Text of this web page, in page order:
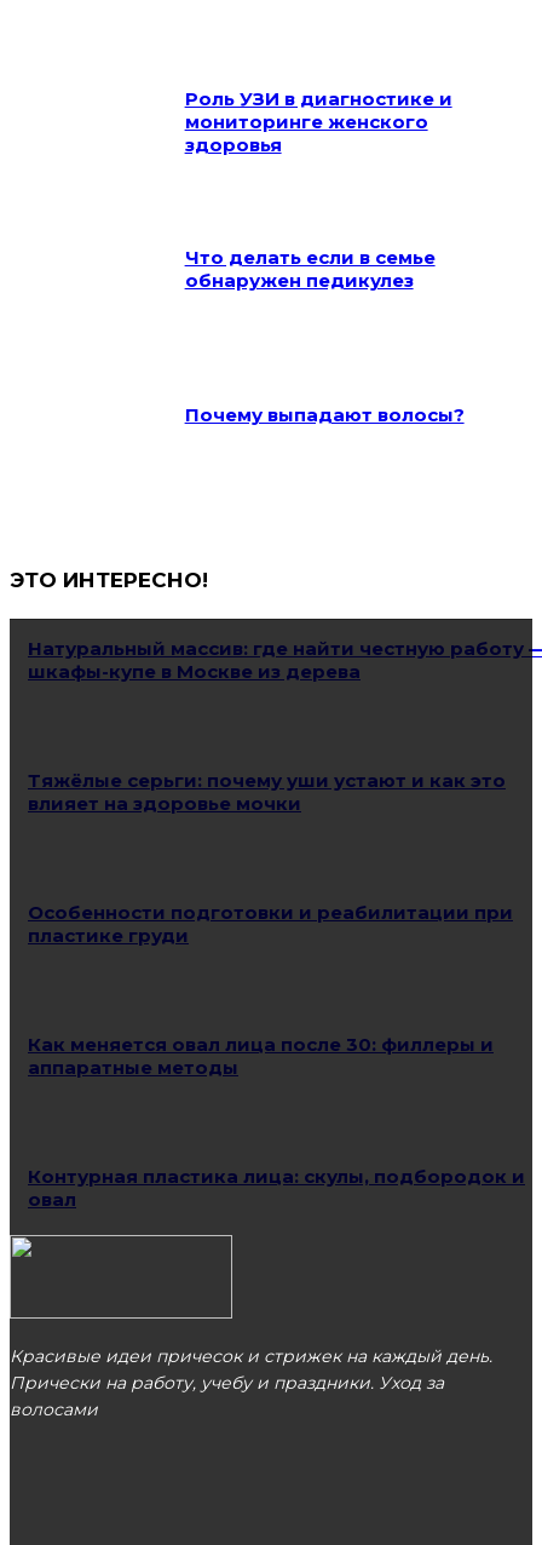
Роль УЗИ в диагностике и
мониторинге женского
здоровья
Что делать если в семье
обнаружен педикулез
Почему выпадают волосы?
ЭТО ИНТЕРЕСНО!
Натуральный массив: где найти честную работу
шкафы-купе в Москве из дерева
Тяжёлые серьги: почему уши устают и как это
влияет на здоровье мочки
Особенности подготовки и реабилитации при
пластике груди
Как меняется овал лица после 30: филлеры и
аппаратные методы
Контурная пластика лица: скулы, подбородок и
овал
Красивые идеи причесок и стрижек на каждый день.
Прически на работу, учебу и праздники. Уход за
волосами